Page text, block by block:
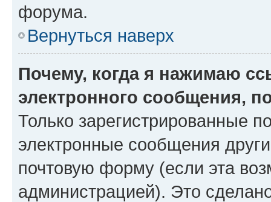
форума.
Вернуться наверх
Почему, когда я нажимаю
электронного сообщения,
Только зарегистрированные
электронные сообщения
почтовую форму (если эта
администрацией). Это